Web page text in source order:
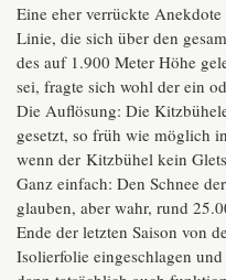
Eine eher verrückte
Linie, die sich über den
des auf 1.900 Meter Höhe
sei, fragte sich wohl der ein
Die Auflösung: Die
gesetzt, so früh wie möglich
wenn der Kitzbühel kein
Ganz einfach: Den Schnee
glauben, aber wahr, rund
Ende der letzten Saison von
Isolierfolie eingeschlagen